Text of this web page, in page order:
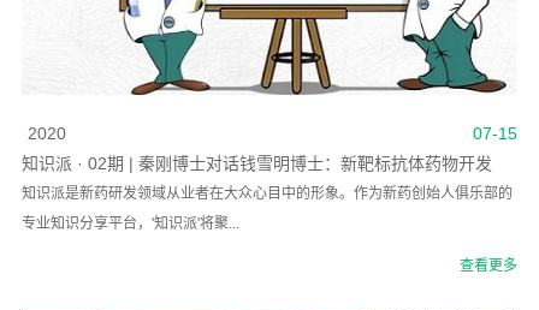
07-15
2020
知识派 · 02期 | 秦刚博士对话钱雪明博士：新靶标抗体药物开发
知识派是新药研发领域从业者在大众心目中的形象。作为新药创始人俱乐部的
专业知识分享平台，'知识派'将聚...
查看更多